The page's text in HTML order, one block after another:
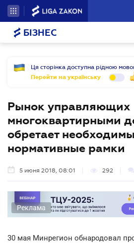
БІЗНЕС
Ця сторінка доступна рідною
Перейти на українську
Рынок управляющих
многоквартирными
обретает
нормативные рамки
5 июня 2018, 08:01 292
Реклама
30 мая Минрегион обнародовал